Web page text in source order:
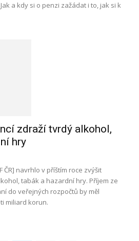
a kdy si o penzi zažádat i to, jak si k
zdraží tvrdý alkohol,
hry
ČR] navrhlo v příštím roce zvýšit
tabák a hazardní hry. Příjem ze
do veřejných rozpočtů by měl
miliard korun.